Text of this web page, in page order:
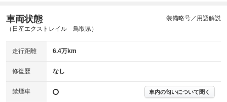
ABS その他
※グー故障診断は保証サービスではございません。購入時は必ず現車をご
※実際にお渡しする故障診断書につきましては、形式および表示項目が異
※グー故障診断書はあくまでも実施時点での診断結果となります。将来に
わたり車両状態を担保するものではありませんので、車両情報等の詳細は
車両状態
（日産エクストレイル 鳥取県）
装備略号／用語解説
走行距離 6.4万km
修復歴 なし
禁煙車 車内の匂いについて聞く